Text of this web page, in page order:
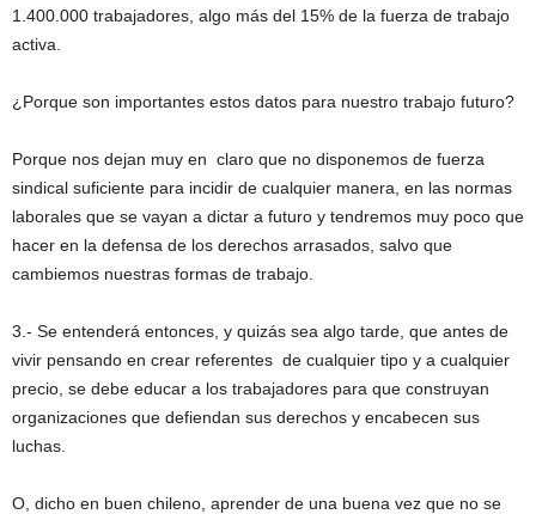
1.400.000 trabajadores, algo más del 15% de la fuerza de trabajo
activa.
¿Porque son importantes estos datos para nuestro trabajo futuro?
Porque nos dejan muy en claro que no disponemos de fuerza
sindical suficiente para incidir de cualquier manera, en las normas
laborales que se vayan a dictar a futuro y tendremos muy poco que
hacer en la defensa de los derechos arrasados, salvo que
cambiemos nuestras formas de trabajo.
3.- Se entenderá entonces, y quizás sea algo tarde, que antes de
vivir pensando en crear referentes de cualquier tipo y a cualquier
precio, se debe educar a los trabajadores para que construyan
organizaciones que defiendan sus derechos y encabecen sus
luchas.
O, dicho en buen chileno, aprender de una buena vez que no se